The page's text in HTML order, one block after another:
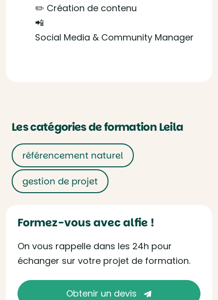
✏️ Création de contenu
📲
Social Media & Community Manager
Les catégories de formation Leila
référencement naturel
gestion de projet
Formez-vous avec alfie !
On vous rappelle dans les 24h pour
échanger sur votre projet de formation.
Obtenir un devis